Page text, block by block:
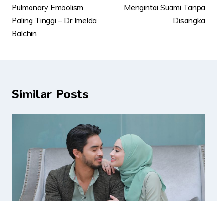
Pulmonary Embolism
Paling Tinggi – Dr Imelda
Balchin
Mengintai Suami Tanpa
Disangka
Similar Posts